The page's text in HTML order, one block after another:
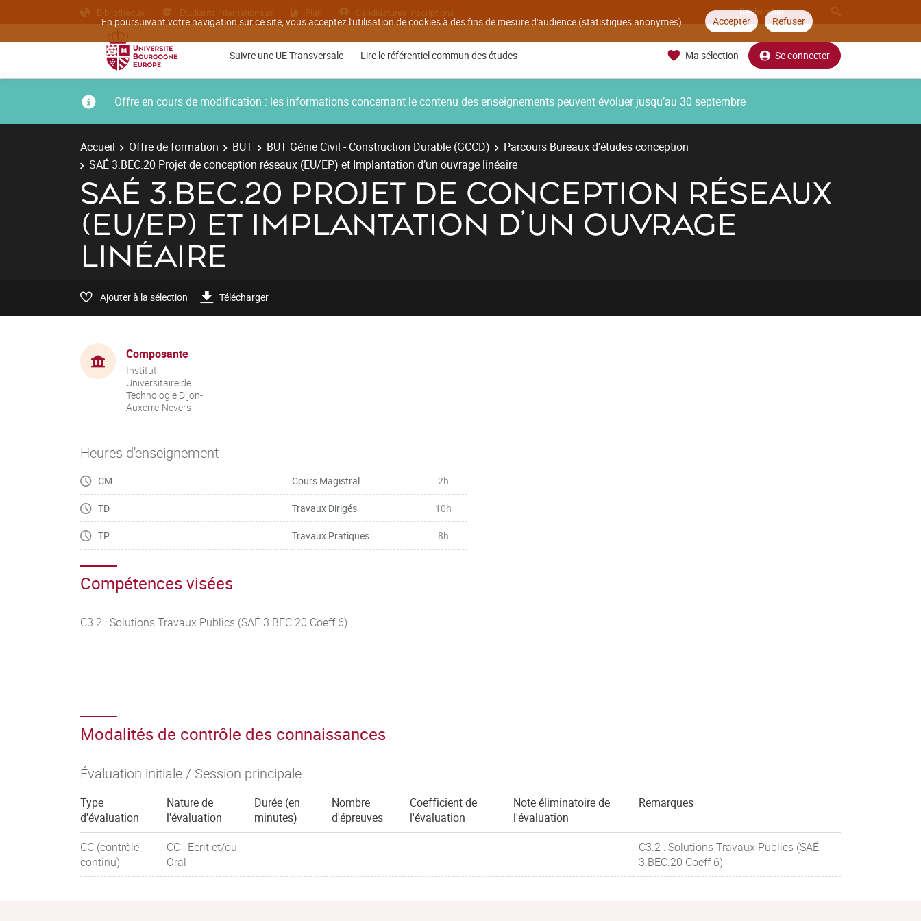
En poursuivant votre navigation sur ce site, vous acceptez l'utilisation de cookies à des fins de mesure d'audience (statistiques anonymes). Accepter Refuser
Bibliothèque Etudiants internationaux Plan Candidatures inscriptions
Suivre une UE Transversale Lire le référentiel commun des études Ma sélection Se connecter
Offre en cours de modification : les informations concernant le contenu des enseignements peuvent évoluer jusqu’au 30 septembre
Accueil Offre de formation BUT BUT Génie Civil - Construction Durable (GCCD)
Parcours Bureaux d'études conception
SAÉ 3.BEC.20 Projet de conception réseaux (EU/EP) et Implantation d’un ouvrage linéaire
SAÉ 3.BEC.20 PROJET DE CONCEPTION RÉSEAUX
(EU/EP) ET IMPLANTATION D’UN OUVRAGE
LINÉAIRE
Ajouter à la sélection Télécharger
Composante
Institut
Universitaire de
Technologie Dijon-
Auxerre-Nevers
Heures d'enseignement
CM Cours Magistral 2h
TD Travaux Dirigés 10h
TP Travaux Pratiques 8h
Compétences visées
C3.2 : Solutions Travaux Publics (SAÉ 3.BEC.20 Coeff 6)
Modalités de contrôle des connaissances
Évaluation initiale / Session principale
Type
d'évaluation
Nature de
l'évaluation
Durée (en
minutes)
Nombre
d'épreuves
Coefficient de
l'évaluation
Note éliminatoire de
l'évaluation
Remarques
CC (contrôle
continu)
CC : Ecrit et/ou
Oral
C3.2 : Solutions Travaux Publics (SAÉ
3.BEC.20 Coeff 6)